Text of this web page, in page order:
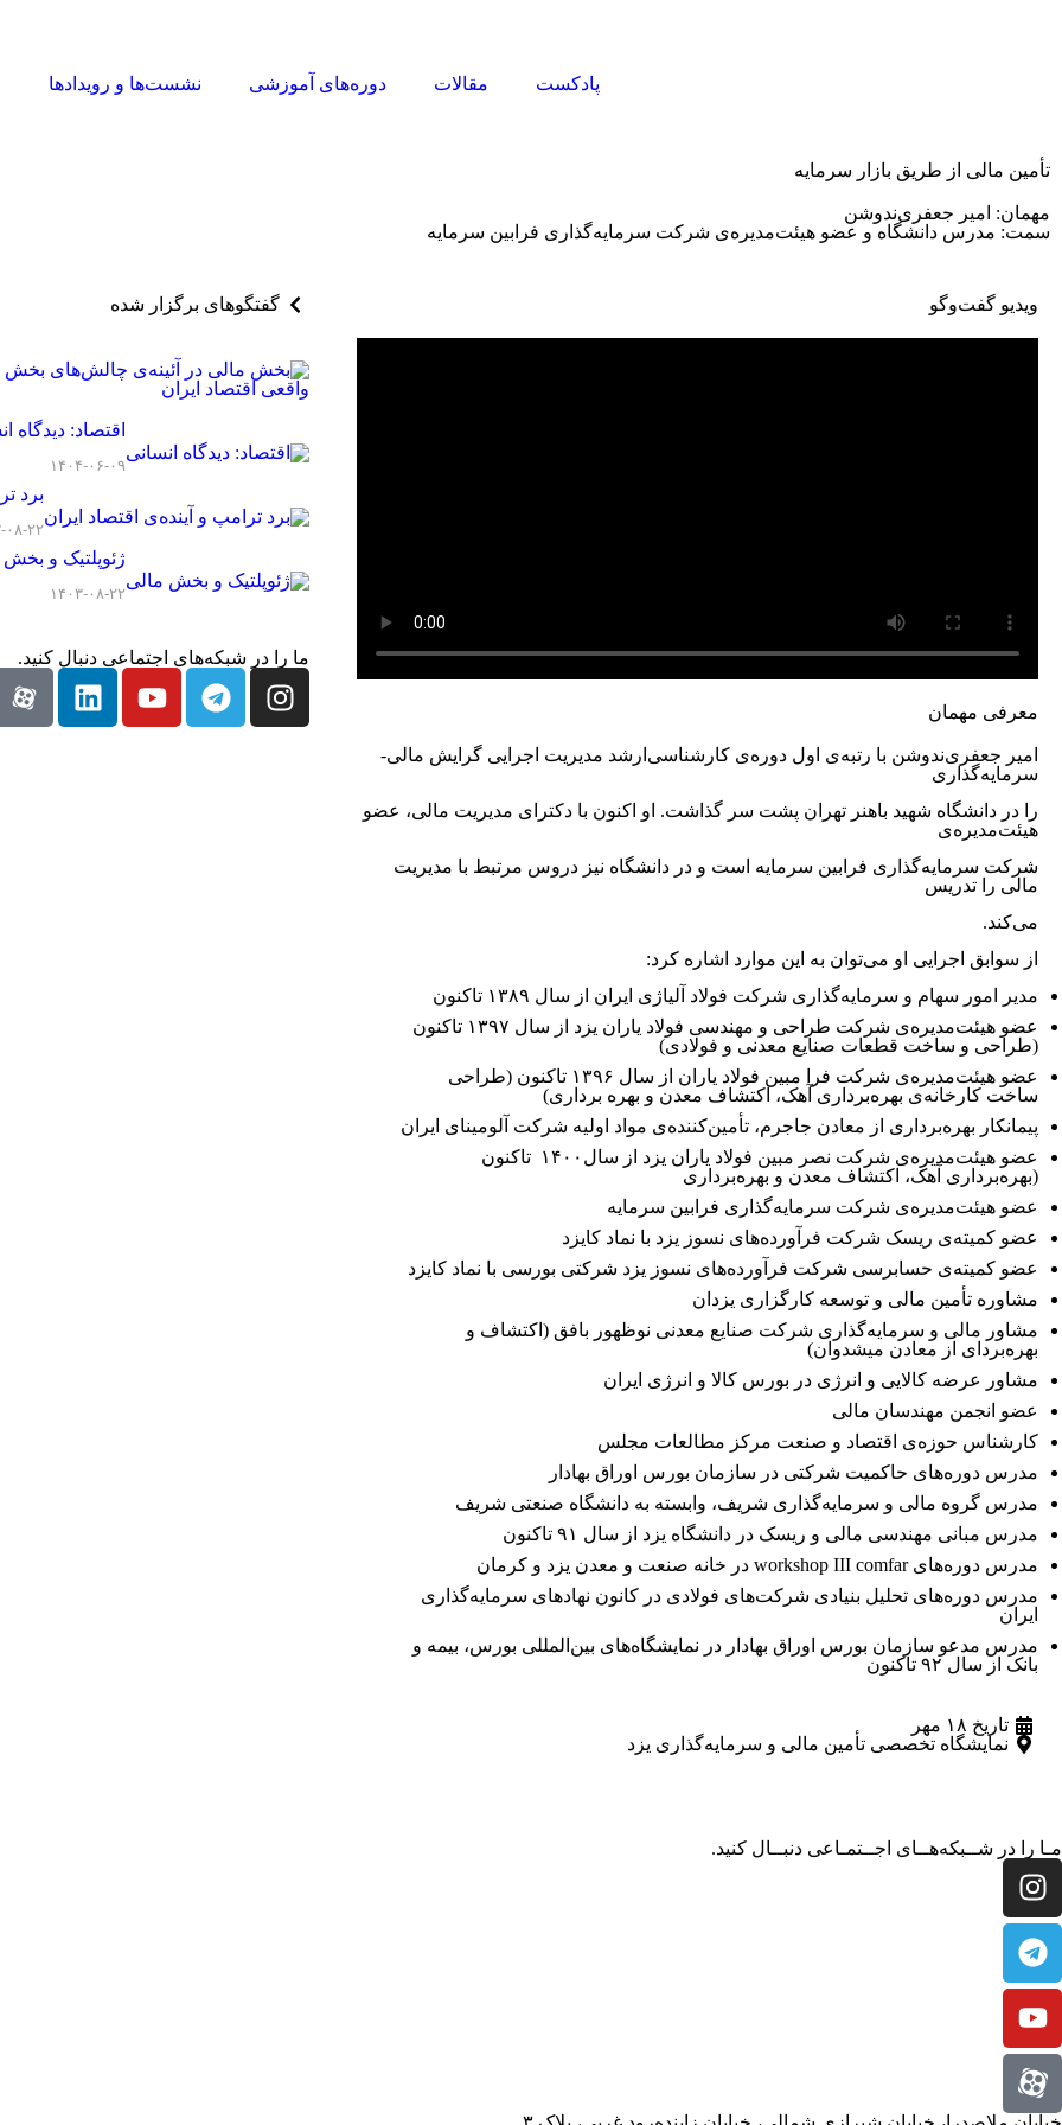
پادکست مقالات دوره‌های آموزشی نشست‌ها و رویدادها
تأمین مالی از طریق بازار سرمایه
مهمان: امیر جعفری‌ندوشن
سمت: مدرس دانشگاه و عضو هیئت‌مدیره‌ی شرکت سرمایه‌گذاری فرابین سرمایه
ویدیو گفت‌وگو
معرفی مهمان
امیر جعفری‌‌ندوشن با رتبه‌ی اول دوره‌ی کارشناسی‌ارشد مدیریت اجرایی گرایش مالی-
سرمایه‌گذاری
را در دانشگاه شهید باهنر تهران پشت سر گذاشت. او اکنون با دکترای مدیریت مالی، عضو
هیئت‌مدیره‌ی
شرکت سرمایه‌گذاری فرابین سرمایه است و در دانشگاه نیز دروس مرتبط با مدیریت
مالی را تدریس
می‌کند.
از سوابق اجرایی او می‌توان به این موارد اشاره کرد:
مدیر امور سهام و سرمایه‌گذاری شرکت فولاد آلیاژی ایران از سال ۱۳۸۹ تاکنون
عضو هیئت‌مدیره‌ی شرکت طراحی و مهندسی فولاد یاران یزد از سال ۱۳۹۷ تاکنون
(طراحی و ساخت قطعات صنایع معدنی و فولادی)
عضو هیئت‌مدیره‌ی شرکت فرا مبین فولاد یاران از سال ۱۳۹۶ تاکنون (طراحی
ساخت کارخانه‌ی بهره‌برداری آهک، اکتشاف معدن و بهره برداری)
پیمانکار بهره‌برداری از معادن جاجرم، تأمین‌کننده‌ی مواد اولیه شرکت آلومینای ایران
عضو هیئت‌مدیره‌ی شرکت نصر مبین فولاد یاران یزد از سال۱۴۰۰ تاکنون
(بهره‌برداری آهک، اکتشاف معدن و بهره‌برداری
عضو هیئت‌مدیره‌ی شرکت سرمایه‌گذاری فرابین سرمایه
عضو کمیته‌ی ریسک شرکت فرآورده‌های نسوز یزد با نماد کایزد
عضو کمیته‌ی حسابرسی شرکت فرآورده‌های نسوز یزد شرکتی بورسی با نماد کایزد
مشاوره تأمین مالی و توسعه کارگزاری یزدان
مشاور مالی و سرمایه‌گذاری شرکت صنایع معدنی نوظهور بافق (اکتشاف و
بهره‌بردای از معادن میشدوان)
مشاور عرضه کالایی و انرژی در بورس کالا و انرژی ایران
عضو انجمن مهندسان مالی
کارشناس حوزه‌ی اقتصاد و صنعت مرکز مطالعات مجلس
مدرس دوره‌های حاکمیت شرکتی در سازمان بورس اوراق بهادار
مدرس گروه مالی و سرمایه‌گذاری شریف، وابسته به دانشگاه صنعتی شریف
مدرس مبانی مهندسی مالی و ریسک در دانشگاه یزد از سال ۹۱ تاکنون
مدرس دوره‌های workshop III comfar در خانه صنعت و معدن یزد و کرمان
مدرس دوره‌های تحلیل بنیادی شرکت‌های فولادی در کانون نهادهای سرمایه‌گذاری
ایران
مدرس مدعو سازمان بورس اوراق بهادار در نمایشگاه‌های بین‌المللی بورس، بیمه و
بانک از سال ۹۲ تاکنون
تاریخ ۱۸ مهر
نمایشگاه تخصصی تأمین مالی و سرمایه‌گذاری یزد
گفتگوهای برگزار شده
اقتصاد: دیدگاه
۱۴۰۴-۰۶-۰۹
برد
۱۴۰۳-
ژئوپلتیک و
۱۴۰۳-۰۸-۲۲
ما را در شبکه‌های اجتماعی دنبال کنید.
مـا را در شــبکه‌هــای اجــتمـاعی دنبــال کنید.